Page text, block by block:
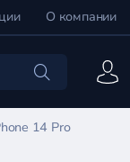
О компании
14 Pro